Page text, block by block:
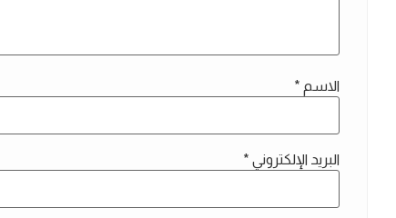
الاسم *
البريد الإلكتروني *